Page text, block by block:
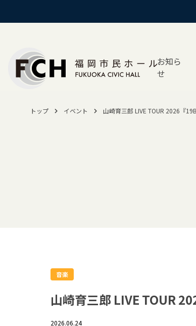
お知ら
せ
トップ イベント 山崎育三郎 LIVE TOUR 2026『
音楽
山崎育三郎 LIVE TOUR
2026.06.24